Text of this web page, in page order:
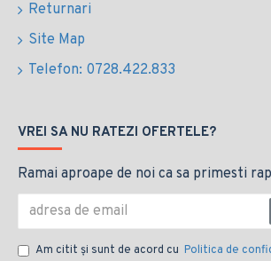
Returnari
Site Map
Telefon: 0728.422.833
VREI SA NU RATEZI OFERTELE?
Ramai aproape de noi ca sa primesti
Am citit şi sunt de acord cu Politica de